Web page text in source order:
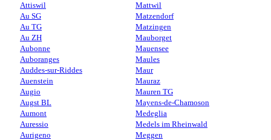
Attiswil
Au SG
Au TG
Au ZH
Aubonne
Auboranges
Auddes-sur-Riddes
Auenstein
Augio
Augst BL
Aumont
Auressio
Aurigeno
Mattwil
Matzendorf
Matzingen
Mauborget
Mauensee
Maules
Maur
Mauraz
Mauren TG
Mayens-de-Chamoson
Medeglia
Medels im Rheinwald
Meggen